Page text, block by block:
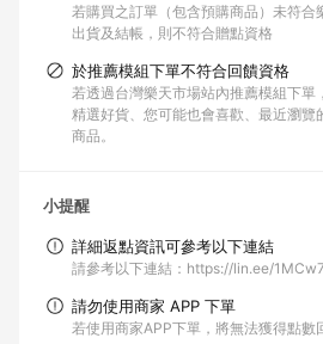
若購買之訂單（包含預購商品）未符
出貨及結帳，則不符合贈點資格
於推薦模組下單不符合回饋資格
若透過台灣樂天市場站內推薦模組下單
精選好貨、您可能也會喜歡、最近瀏覽
商品。
小提醒
詳細返點資訊可參考以下連結
請參考以下連結：https://lin.ee/
請勿使用商家 APP 下單
若使用商家APP下單，將無法獲得點數